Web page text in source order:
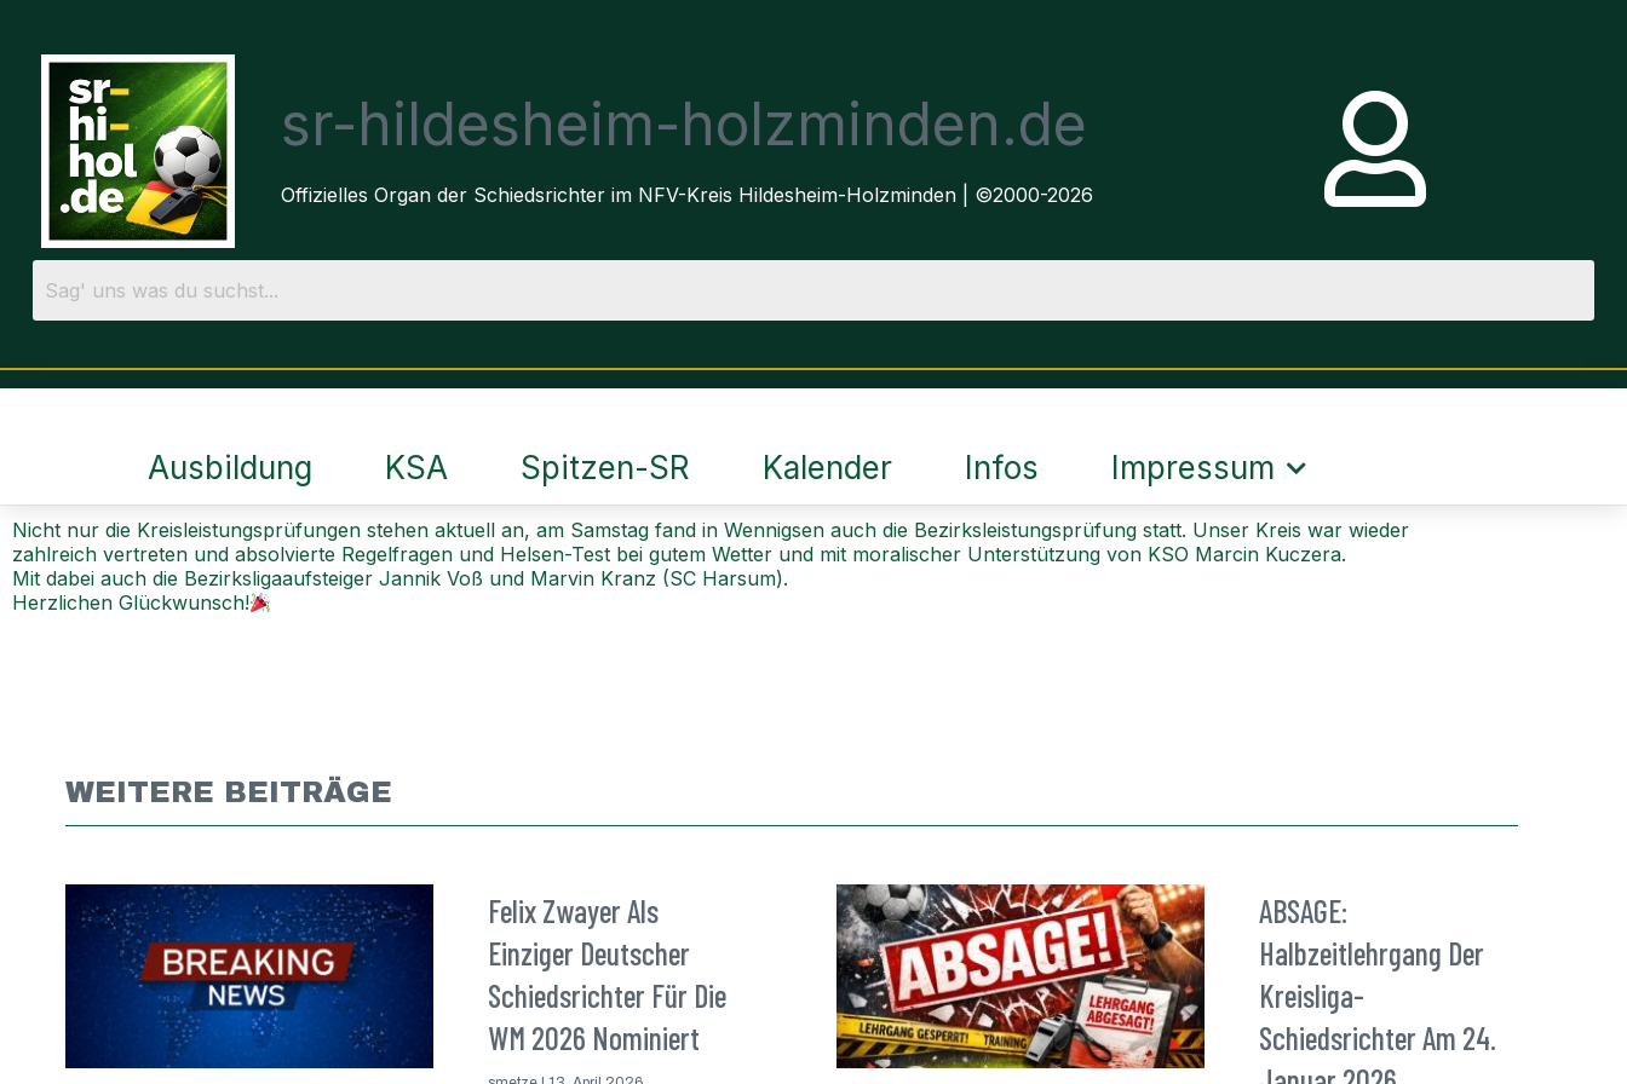
sr-hildesheim-holzminden.de
Offizielles Organ der Schiedsrichter im NFV-Kreis Hildesheim-Holzminden | ©2000-2026
Ausbildung KSA Spitzen-SR Kalender Infos Impressum
Nicht nur die Kreisleistungsprüfungen stehen aktuell an, am Samstag fand in Wennigsen auch die Bezirksleistungsprüfung statt. Unser Kreis war wieder
zahlreich vertreten und absolvierte Regelfragen und Helsen-Test bei gutem Wetter und mit moralischer Unterstützung von KSO Marcin Kuczera.
Mit dabei auch die Bezirksligaaufsteiger Jannik Voß und Marvin Kranz (SC Harsum).
Herzlichen Glückwunsch!
WEITERE BEITRÄGE
Felix Zwayer Als
Einziger Deutscher
Schiedsrichter Für Die
WM 2026 Nominiert
ABSAGE:
Halbzeitlehrgang Der
Kreisliga-
Schiedsrichter Am 24.